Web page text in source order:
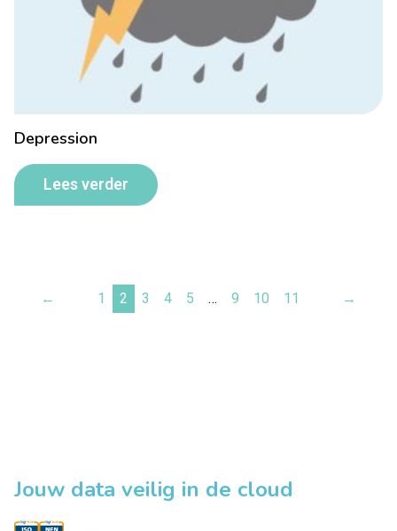
Depression
Lees verder
← 1 2 3 4 5 … 9 10 11 →
Jouw data veilig in de cloud